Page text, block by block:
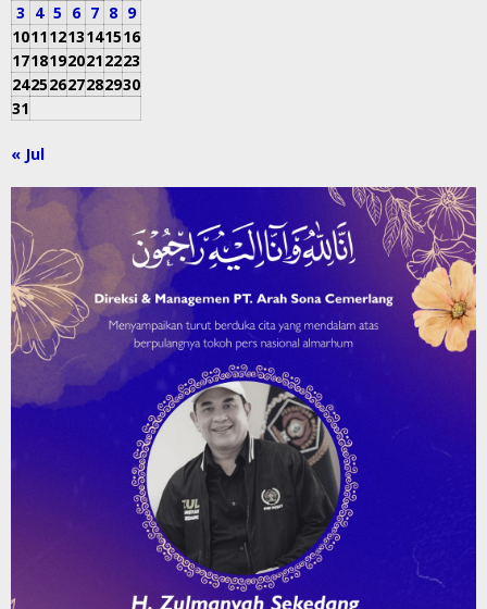
3 4 5 6 7 8 9
10111213141516
17181920212223
24252627282930
31
« Jul